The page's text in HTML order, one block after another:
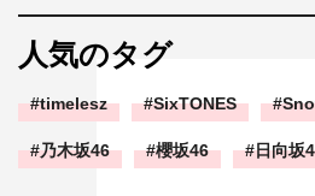
人気のタグ
timelesz SixTONES
乃木坂46 櫻坂46 日向坂